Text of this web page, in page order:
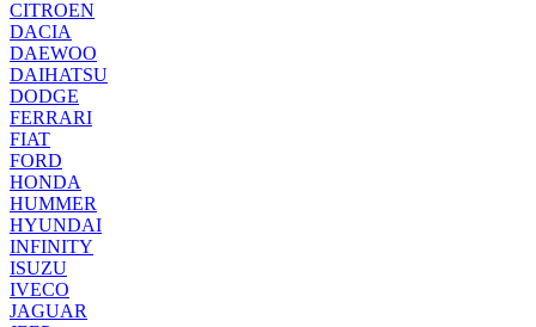
CITROEN
DACIA
DAEWOO
DAIHATSU
DODGE
FERRARI
FIAT
FORD
HONDA
HUMMER
HYUNDAI
INFINITY
ISUZU
IVECO
JAGUAR